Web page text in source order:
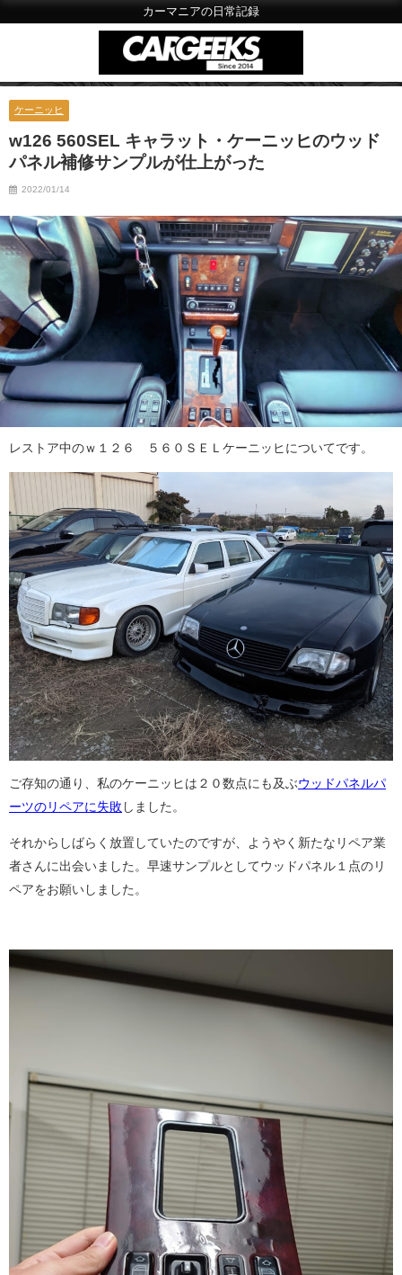
カーマニアの日常記録
ケーニッヒ
w126 560SEL キャラット・ケーニッヒのウッド
パネル補修サンプルが仕上がった
2022/01/14
レストア中のｗ１２６ ５６０ＳＥＬケーニッヒについてです。
ご存知の通り、私のケーニッヒは２０数点にも及ぶウッドパネルパ
ーツのリペアに失敗 しました。
それからしばらく放置していたのですが、ようやく新たなリペア業
者さんに出会いました。早速サンプルとしてウッドパネル１点のリ
ペアをお願いしました。